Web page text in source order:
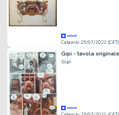
Catawiki 25/07/2021 (CET)
Gipi